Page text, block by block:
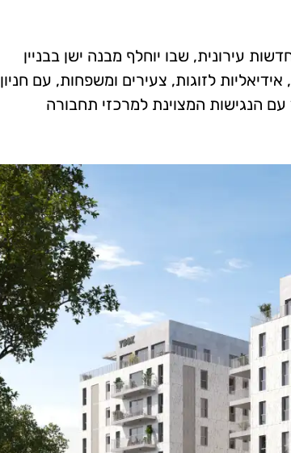
עירונית, שבו יוחלף מבנה ישן בבניין
לזוגות, צעירים ומשפחות, עם חניון
הנגישות המצוינת למרכזי תחבורה